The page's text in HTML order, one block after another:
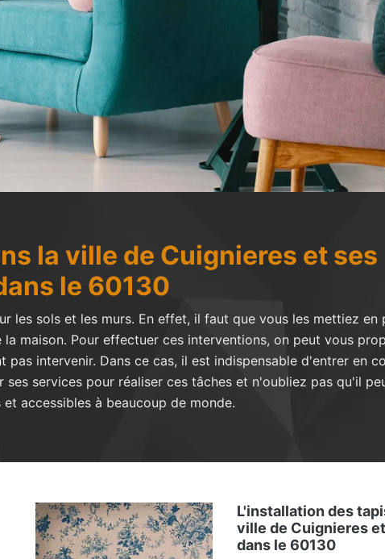
la ville de Cuignieres et ses
le 60130
les sols et les murs. En effet, il faut que vous les mettiez en
maison. Pour effectuer ces interventions, on peut vous
intervenir. Dans ce cas, il est indispensable d'entrer en
services pour réaliser ces tâches et n'oubliez pas qu'il
accessibles à beaucoup de monde.
L'installation des
ville de Cuignieres
dans le 60130